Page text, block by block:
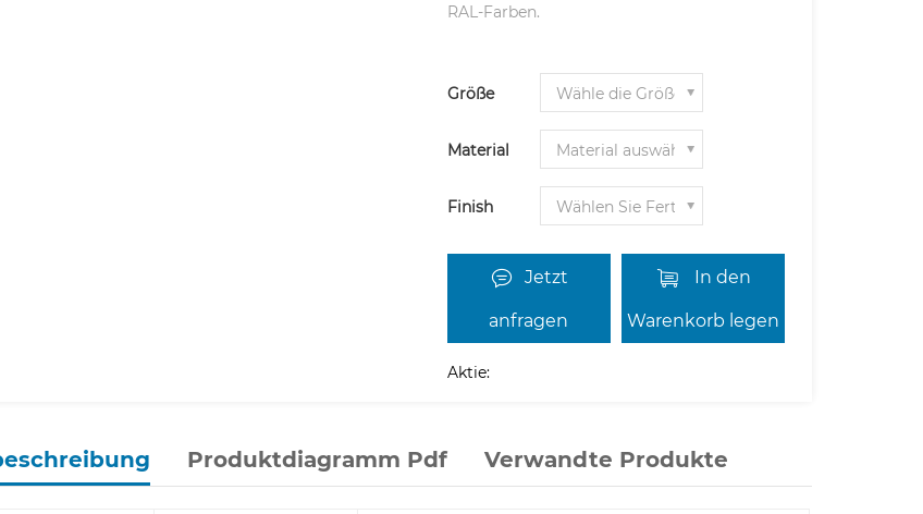
RAL-Farben.
Größe
Material
Finish
Jetzt
anfragen
In den
Warenkorb legen
Aktie:
Produktdiagramm Pdf Verwandte Produkte